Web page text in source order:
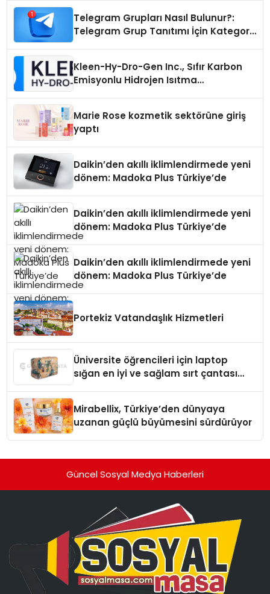
Telegram Grupları Nasıl Bulunur?:
Telegram Grup Tanıtımı İçin Kategori
Kleen-Hy-Dro-Gen Inc., Sıfır Karbon
Emisyonlu Hidrojen Isıtma
Marie Rose kozmetik sektörüne giriş
yaptı
Daikin’den akıllı iklimlendirmede yeni
dönem: Madoka Plus Türkiye’de
Daikin’den akıllı iklimlendirmede yeni
dönem: Madoka Plus Türkiye’de
Daikin’den akıllı iklimlendirmede yeni
dönem: Madoka Plus Türkiye’de
Portekiz Vatandaşlık Hizmetleri
Üniversite öğrencileri için laptop
sığan en iyi ve sağlam sırt çantası
Mirabellix, Türkiye’den dünyaya
uzanan güçlü büyümesini sürdürüyor
Güncel Sosyal Medya Haberleri